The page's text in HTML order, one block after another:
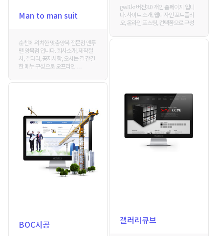
Man to man suit
순천에 위치한 맞춤양복 전문점 맨투
맨 양복점 입니다. 회사소개, 제작절
차, 갤러리, 공지사항, 오시는 길 간결
한 메뉴 구성으로 오프라인 . . .
gw8.kr 버전3.0 개인 홈페이지 입니
다. 사이트 소개, 웹디자인 포트폴리
오, 온라인 포스팅, 컨택폼으로 구성
갤러리큐브
BOC시공